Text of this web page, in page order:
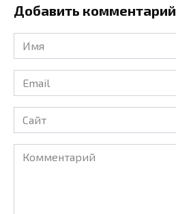
Добавить комментарий
Имя
*
Email
*
Сайт
Комментарий